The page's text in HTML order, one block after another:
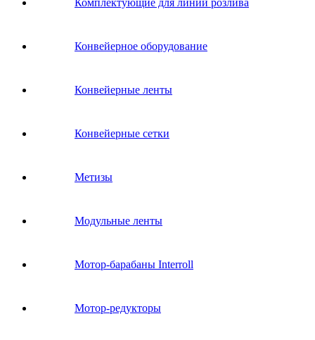
Комплектующие для линий розлива
Конвейерное оборудование
Конвейерные ленты
Конвейерные сетки
Метизы
Модульные ленты
Мотор-барабаны Interroll
Мотор-редукторы